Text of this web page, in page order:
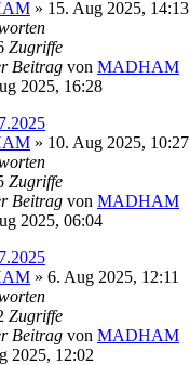
» 15. Aug 2025, 14:13
Zugriffe
Beitrag von MADHAM
2025, 16:28
» 10. Aug 2025, 10:27
Zugriffe
Beitrag von MADHAM
2025, 06:04
» 6. Aug 2025, 12:11
Zugriffe
Beitrag von MADHAM
2025, 12:02